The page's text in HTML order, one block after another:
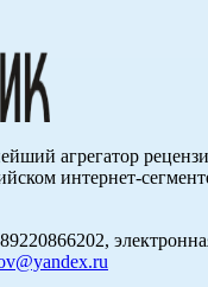
агрегатор
интернет-